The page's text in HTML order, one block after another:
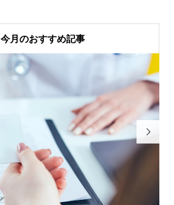
今月のおすすめ記事
